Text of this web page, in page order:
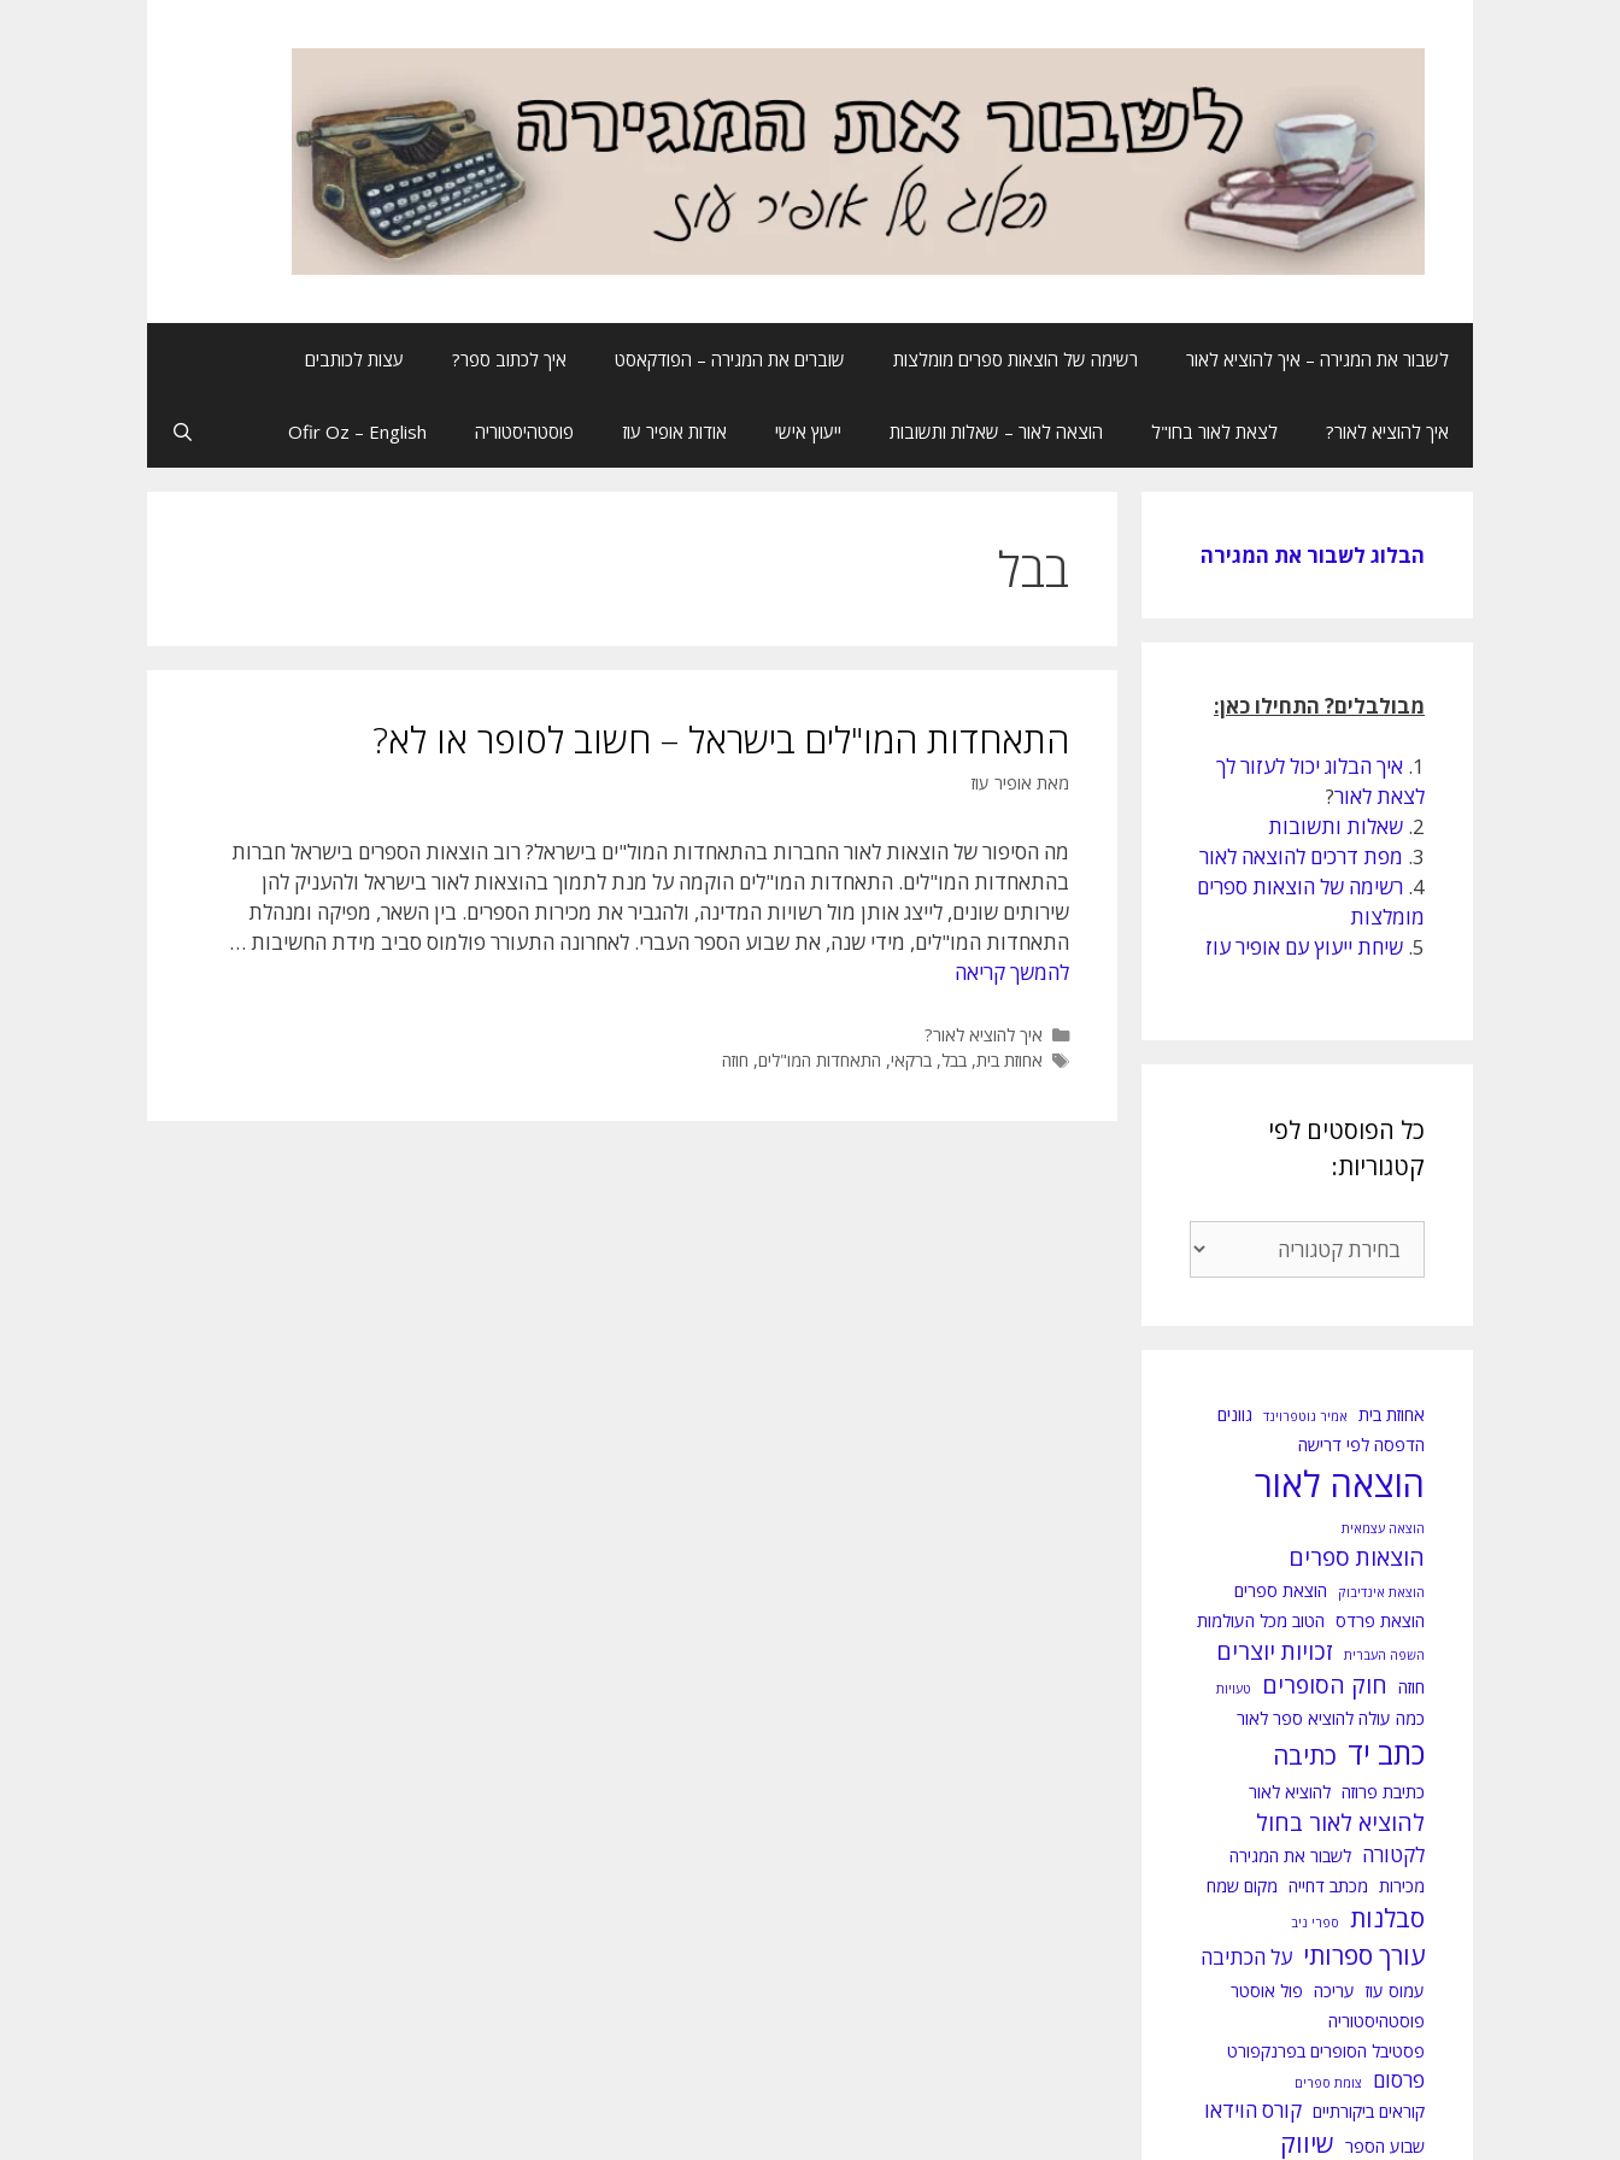
לשבור את המגירה – איך להוציא לאור רשימה של הוצאות ספרים מומלצות שוברים את המגירה – הפודקאסט איך לכתוב ספר? עצות לכותבים
איך להוציא לאור? לצאת לאור בחו"ל הוצאה לאור – שאלות ותשובות ייעוץ אישי אודות אופיר עוז פוסטהיסטוריה Ofir Oz – English
בבל
התאחדות המו"לים בישראל – חשוב לסופר או לא?
מאת אופיר עוז
מה הסיפור של הוצאות לאור החברות בהתאחדות המול"ים בישראל? רוב הוצאות הספרים בישראל חברות
בהתאחדות המו"לים. התאחדות המו"לים הוקמה על מנת לתמוך בהוצאות לאור בישראל ולהעניק להן
שירותים שונים, לייצג אותן מול רשויות המדינה, ולהגביר את מכירות הספרים. בין השאר, מפיקה ומנהלת
התאחדות המו"לים, מידי שנה, את שבוע הספר העברי. לאחרונה התעורר פולמוס סביב מידת החשיבות …
להמשך קריאה
קטגוריות
איך להוציא לאור?
תגיות
אחוזת בית, בבל, ברקאי, התאחדות המו"לים, חוזה
הבלוג לשבור את המגירה
מבולבלים? התחילו כאן:
1. איך הבלוג יכול לעזור לך
לצאת לאור?
2. שאלות ותשובות
3. מפת דרכים להוצאה לאור
4. רשימה של הוצאות ספרים
מומלצות
5. שיחת ייעוץ עם אופיר עוז
כל הפוסטים לפי
קטגוריות:
הפוסטים
אחוזת בית אמיר גוטפרוינד
גוונים
הדפסה לפי דרישה
הוצאה לאור
הוצאה עצמאית
הוצאות ספרים
הוצאת אינדיבוק
הוצאת ספרים
הוצאת פרדס הטוב מכל העולמות
השפה העברית זכויות יוצרים
חוזה חוק הסופרים טעויות
כמה עולה להוציא ספר לאור
כתב יד כתיבה
כתיבת פרוזה להוציא לאור
להוציא לאור בחול
לקטורה לשבור את המגירה
מכירות מכתב דחייה מקום שמח
סבלנות ספרי ניב
עורך ספרותי על הכתיבה
עמוס עוז עריכה פול אוסטר
פוסטהיסטוריה
פסטיבל הסופרים בפרנקפורט
פרסום צומת ספרים
קוראים ביקורתיים קורס הוידאו
שבוע הספר שיווק